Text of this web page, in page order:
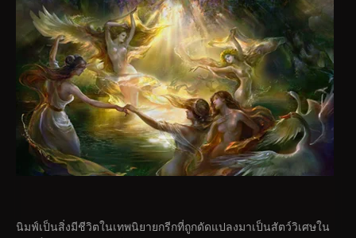
นิมฟ์เป็นสิ่งมีชีวิตในเทพนิยายกรีกที่ถูกดัดแปลงมาเป็นสัตว์วิเศษใน